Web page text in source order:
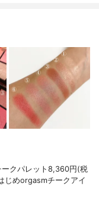
ークパレット8,360円(税
じめorgasmチークアイ